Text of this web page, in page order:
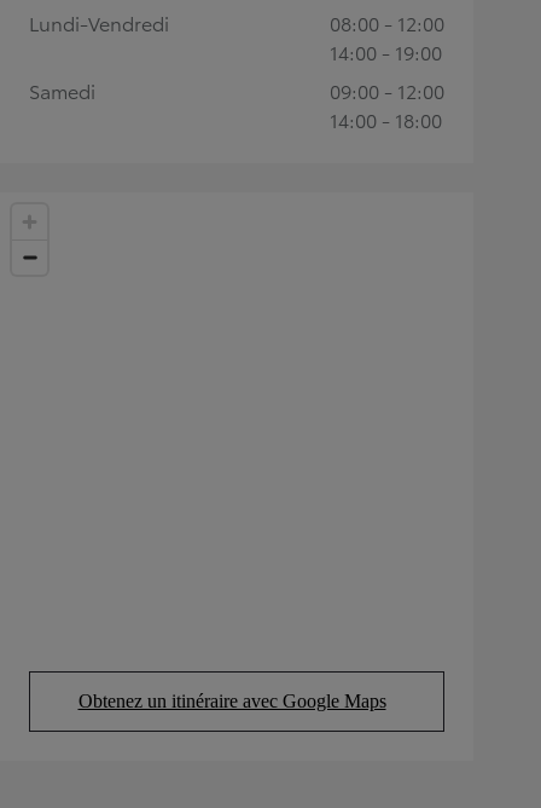
Obtenez un itinéraire avec Google Maps
(Opens in new tab)
Lundi-Vendredi
08:00 - 12:00
14:00 - 19:00
Samedi
09:00 - 12:00
14:00 - 18:00